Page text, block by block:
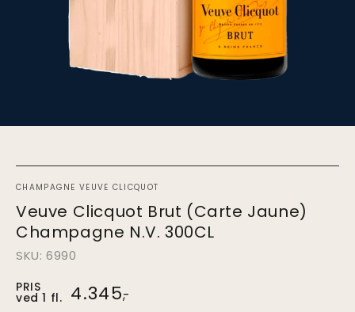
CHAMPAGNE VEUVE CLICQUOT
Veuve Clicquot Brut (Carte Jaune)
Champagne N.V. 300CL
SKU: 6990
PRIS
ved 1 fl.
Pris
4.345,-